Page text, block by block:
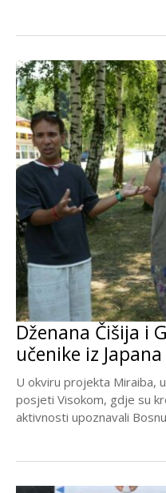
Dženana Čišija i
učenike iz
U okviru projekta Miraiba,
posjeti Visokom, gdje su
aktivnosti upoznavali Bosnu